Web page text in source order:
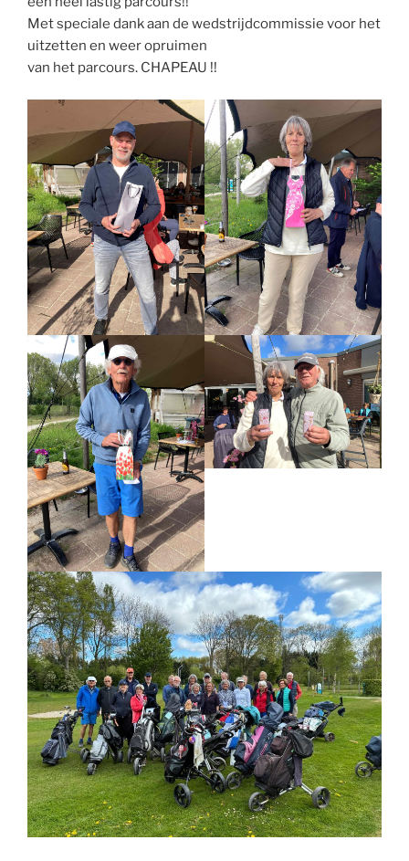
Met speciale dank aan de wedstrijdcommissie voor het
uitzetten en weer opruimen
van het parcours. CHAPEAU !!